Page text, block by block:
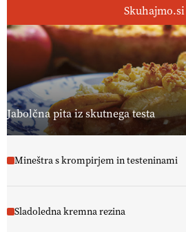
Skuhajmo.si
Jabolčna pita iz skutnega testa
Mineštra s krompirjem in testeninami
Sladoledna kremna rezina